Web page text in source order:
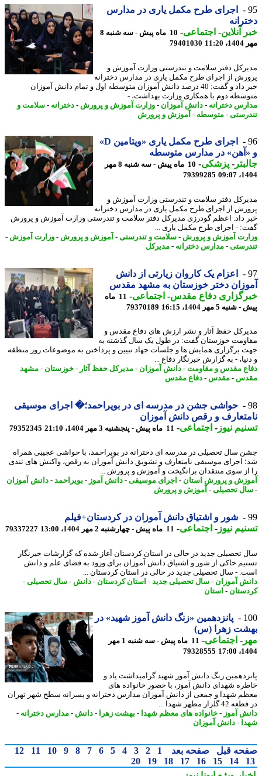
اجرای طرح مکمل یاری در مدارس
آنلاین-اجتماعی-
10 ماه پیش - سه شنبه 8
79401030
دفتر سلامت و تندرستی وزارت آموزش و
از اجرای طرح مکمل یاری در مدارس دخترانه
خبر داد و گفت: 40 درصد دانش آموزان متوسطه اول و تمام دانش آموزان
دوم با همکاری وزارت بهداشت، -
دخترانه- دانش آموزان- وزارت آموزش و پرورش-دخترانه-
سلامت و
-متوسطه-آموزش و پرورش
اجرای طرح مکمل یاری «ویتامین D»
در مدارس متوسطه
-پزشکی-
10 ماه پیش - سه شنبه 8 مهر
79399285
دفتر سلامت و تندرستی وزارت آموزش و
از اجرای طرح مکمل یاری در مدارس دخترانه
داد. اعظم گودرزی مدیرکل دفتر سلامت و تندرستی وزارت آموزش و پرورش
- اجرای طرح مکمل یاری ...
آموزش و پرورش-سلامت و تندرستی-آموزش و پرورش-وزارت آموزش-
-مدارس دخترانه- مدیرکل
اعزام یک کاروان زیارتی از دانش
دختر خوزستان به مشهد مقدس
دفاع مقدس-اجتماعی-
11 ماه
5 مهر 1404، 16:15
79370189
حفظ آثار و نشر ارزش های دفاع مقدس و
خوزستان گفت: در طول یک سال گذشته به
برگزاری همایش ها و جلسات جهاد تبیین و پرداختن به موضوعات روز منطقه
- به گزارش خبرنگار دفاع ...
مقدس و مقاومت-دانش آموزان- مدیرکل حفظ آثار- خوزستان-مشهد
-مقدس-دفاع مقدس
حواشی جشن در مدرسه ای در بویراحمد؛� اجرای موسیقی
و رقص دانش آموزان
نیوز-اجتماعی-11 ماه پیش - پنجشنبه 3 مهر 1404، 21:10 79352345
سال تحصیلی در مدرسه ای دخترانه در بویراحمد، با حواشی عجیبی همراه
اجرای موسیقی نامتعارف و تشویق دانش آموزان به رقص، واکنش های تندی
سوی منتقدان برانگیخت و آموزش و پرورش ...
و پرورش استان-اجرای موسیقی-دانش آموز -بویراحمد -دانش آموزان
تحصیلی-آموزش و پرورش
شور و اشتیاق دانش آموزان در کردستان+فیلم
نیوز-اجتماعی-11 ماه پیش - چهارشنبه 2 مهر 1404، 13:00 79337227
تحصیلی جدید در حالی در استان کردستان آغاز شده که گزارشات خبرنگار
حاکی از شور و اشتیاق دانش آموزان برای ورود به فضای علم و دانش
- سال تحصیلی جدید در حالی در استان کردستان ...
آموزان- سال تحصیلی جدید-استان کردستان-دانش -سال تحصیلی-
-استان
پانزدهمین «زنگ دانش آموز شهید» در
زهرا (س)
-اجتماعی-
11 ماه پیش - سه شنبه 1 مهر
79328555
زنگ دانش آموز شهید گرامیداشت یاد و
شهدای دانش آموز، با حضور خانواده های
شهدا و جمعی از دانش آموزان مدارس دخترانه و پسرانه سطح شهر تهران
مطهر شهدا ...
آموز -خانواده های معظم شهدا-بهشت زهرا -دانش -مدارس دخترانه-
-دانش آموزان
قبل صفحه بعد 1
2
3
4
5
6
7
8
9
10
11
12
14
15
16
17
18
19
20